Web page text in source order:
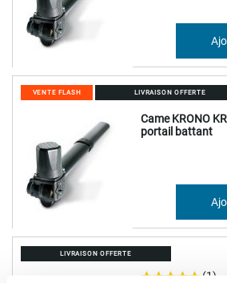
799,49 €
666,24 €
VENTE FLASH LIVRAISON OFFERTE
Came KRONO
portail battant
595,36 €
496,13 €
LIVRAISON OFFERTE
(1)